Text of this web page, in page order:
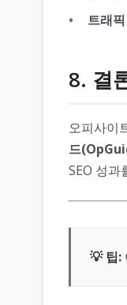
트래
8. 결
오피사이
드
SEO 성과
💡 팁: